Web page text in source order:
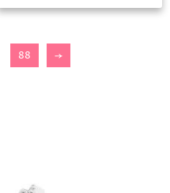
88 →